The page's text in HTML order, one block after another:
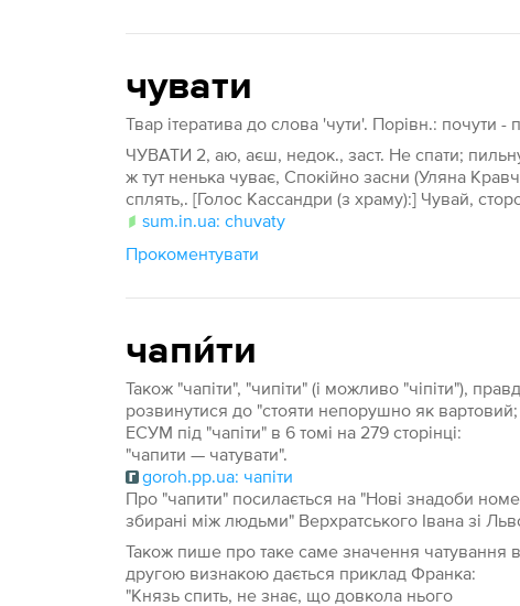
чувати
Твар ітератива до слова 'чути'. Порівн.: почути -
ЧУВАТИ 2, аю, аєш, недок., заст. Не спати;
ж тут ненька чуває, Спокійно засни (Уляна
сплять,. [Голос Кассандри (з храму):] Чувай,
sum.in.ua: chuvaty
Прокоментувати
чапи́ти
Також "чапіти", "чипіти" (і можливо "чіпіти"),
розвинутися до "стояти непорушно як вартовий;
ЕСУМ під "чапіти" в 6 томі на 279 сторінці:
"чапити — чатувати".
goroh.pp.ua: чапіти
Про "чапити" посилається на "Нові знадоби
збирані між людьми" Верхратського Івана зі
Також пише про таке саме значення чатування
другою визнакою дається приклад Франка:
"Князь спить, не знає, що довкола нього